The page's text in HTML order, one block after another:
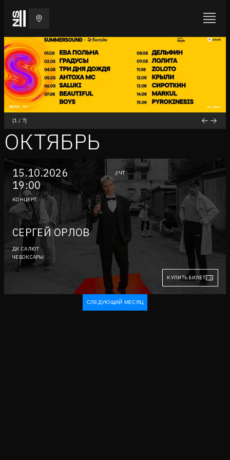
[1 / 7]
ОКТЯБРЬ
15.10.2026
19:00
//ЧТ
КОНЦЕРТ
СЕРГЕЙ ОРЛОВ
ДК САЛЮТ
ЧЕБОКСАРЫ
КУПИТЬ БИЛЕТ
СЛЕДУЮЩИЙ МЕСЯЦ